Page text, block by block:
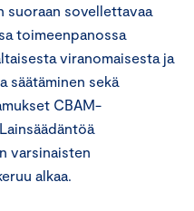
suoraan sovellettavaa
toimeenpanossa
viranomaisesta ja
säätäminen sekä
CBAM-
varsinaisten
alkaa.